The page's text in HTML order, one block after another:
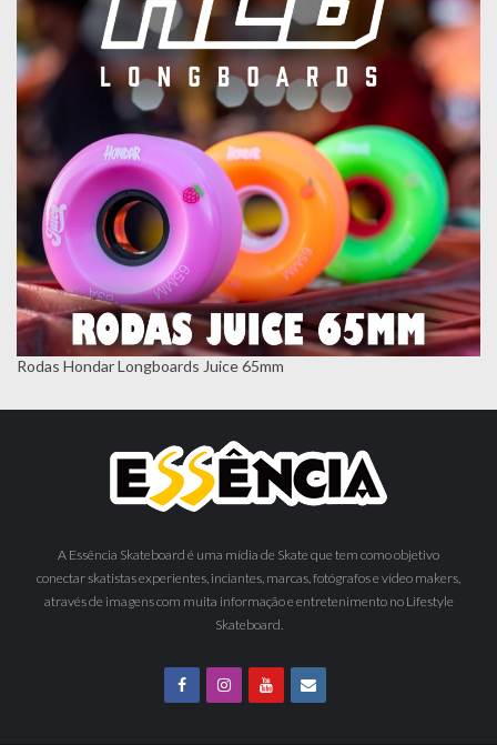
Rodas Hondar Longboards Juice 65mm
A Essência Skateboard é uma mídia de Skate que tem como objetivo
conectar skatistas experientes, inciantes, marcas, fotógrafos e vídeo makers,
através de imagens com muita informação e entretenimento no Lifestyle
Skateboard.